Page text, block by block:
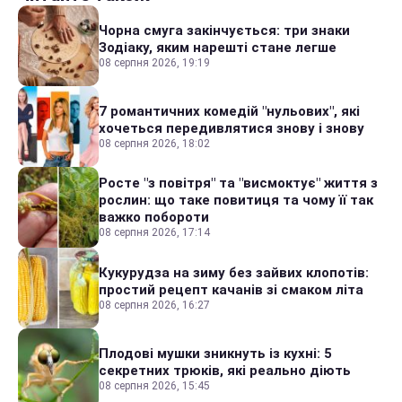
Чорна смуга закінчується: три знаки
Зодіаку, яким нарешті стане легше
08 серпня 2026, 19:19
7 романтичних комедій "нульових", які
хочеться передивлятися знову і знову
08 серпня 2026, 18:02
Росте "з повітря" та "висмоктує" життя з
рослин: що таке повитиця та чому її так
важко побороти
08 серпня 2026, 17:14
Кукурудза на зиму без зайвих клопотів:
простий рецепт качанів зі смаком літа
08 серпня 2026, 16:27
Плодові мушки зникнуть із кухні: 5
секретних трюків, які реально діють
08 серпня 2026, 15:45